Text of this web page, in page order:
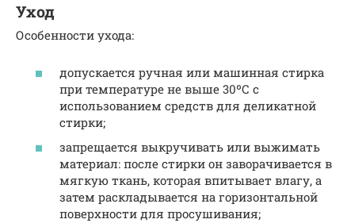
Уход
Особенности ухода:
допускается ручная или машинная стирка
при температуре не выше 30ºС с
использованием средств для деликатной
стирки;
запрещается выкручивать или выжимать
материал: после стирки он заворачивается в
мягкую ткань, которая впитывает влагу, а
затем раскладывается на горизонтальной
поверхности для просушивания;